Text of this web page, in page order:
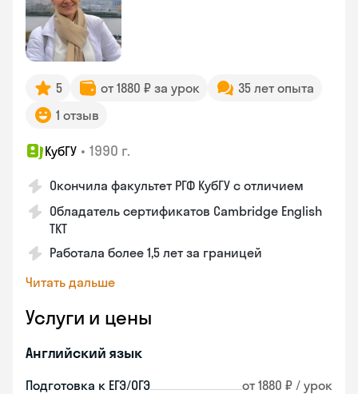
5 от 1880 ₽ за урок
35 лет опыта
1 отзыв
КубГУ • 1990 г.
Окончила факультет РГФ КубГУ с отличием
Обладатель сертификатов Cambridge English
TKT
Работала более 1,5 лет за границей
Читать дальше
Услуги и цены
Английский язык
Подготовка к ЕГЭ/ОГЭ от 1880 ₽ / урок